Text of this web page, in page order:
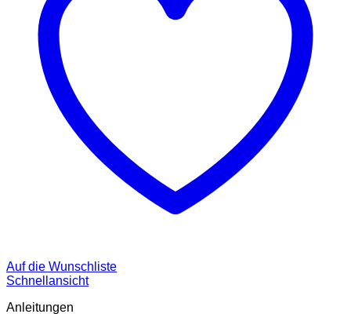
Auf die Wunschliste
Schnellansicht
Anleitungen